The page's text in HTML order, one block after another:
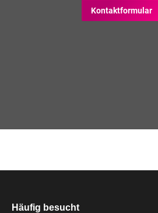
Kontaktformular
Häufig besucht